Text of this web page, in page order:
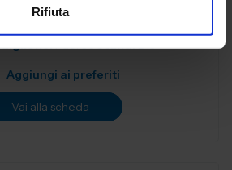
RifiutaPad. 14
Pad. 30Stand:B15
Aggiungi ai preferiti
Vai alla scheda